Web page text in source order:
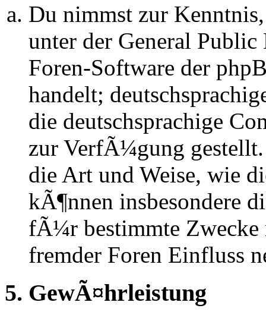
Du nimmst zur
unter der General
Foren-Software der
handelt;
die deutschsprachige
zur VerfÃ¼gung
die Art und Weise, wie
kÃ¶nnen insbesondere
fÃ¼r bestimmte Zwecke
fremder Foren Einfluss
5. GewÃ¤hrleistung